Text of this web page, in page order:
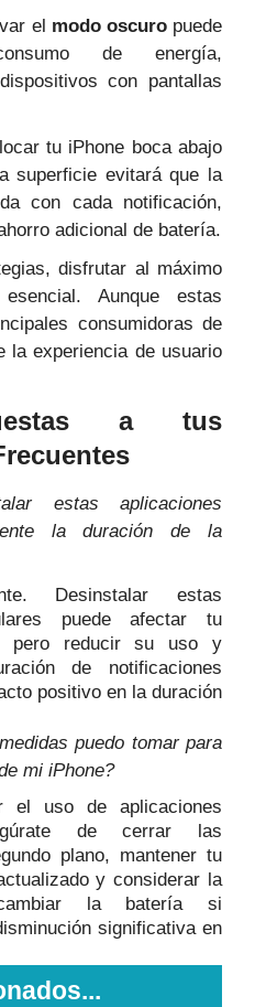
el modo oscuropuede
de energía,
con pantallas
tu iPhone boca abajo
superficie evitará que la
con cada notificación,
adicional de batería.
disfrutar al máximo
Aunque estas
consumidoras de
la experiencia de usuario
a tus
estas aplicaciones
la duración de la
Desinstalar estas
puede afectar tu
pero reducir su uso y
de notificaciones
positivo en la duración
puedo tomar para
mi iPhone?
el uso de aplicaciones
de cerrar las
plano, mantener tu
y considerar la
la batería si
significativa en